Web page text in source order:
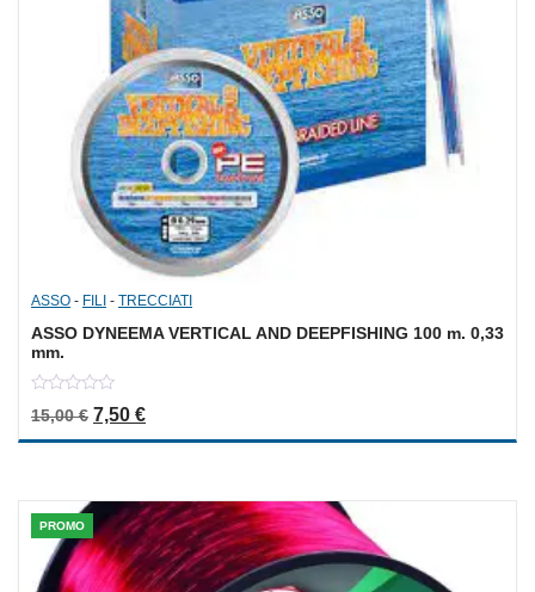
ASSO - FILI - TRECCIATI
ASSO DYNEEMA VERTICAL AND DEEPFISHING 100 m. 0,33
mm.
out
of
15,00€ Il prezzo originale era: 15,00 €.
7,50 €Il prezzo attuale è: 7,50 €.
PROMO